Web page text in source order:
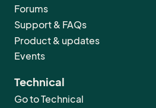
Forums
Support & FAQs
Product & updates
Events
Technical
Go to Technical